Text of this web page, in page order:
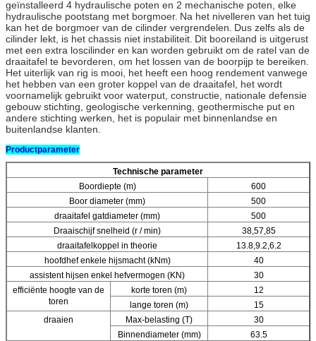
geïnstalleerd 4 hydraulische poten en 2 mechanische poten, elke
hydraulische pootstang met borgmoer. Na het nivelleren van het tuig
kan het de borgmoer van de cilinder vergrendelen. Dus zelfs als de
cilinder lekt, is het chassis niet instabiliteit. Dit booreiland is uitgerust
met een extra loscilinder en kan worden gebruikt om de ratel van de
draaitafel te bevorderen, om het lossen van de boorpijp te bereiken.
Het uiterlijk van rig is mooi, het heeft een hoog rendement vanwege
het hebben van een groter koppel van de draaitafel, het wordt
voornamelijk gebruikt voor waterput, constructie, nationale defensie
gebouw stichting, geologische verkenning, geothermische put en
andere stichting werken, het is populair met binnenlandse en
buitenlandse klanten.
Productparameter
Technische parameter
Boordiepte (m)
600
Boor diameter (mm)
500
draaitafel gatdiameter (mm)
500
Draaischijf snelheid (r / min)
38,57,85
draaitafelkoppel in theorie
13.8,9.2,6.2
hoofdhef enkele hijsmacht (kNm)
40
assistent hijsen enkel hefvermogen (KN)
30
efficiënte hoogte van de
toren
korte toren (m)
12
lange toren (m)
15
draaien
Max-belasting (T)
30
Binnendiameter (mm)
63.5